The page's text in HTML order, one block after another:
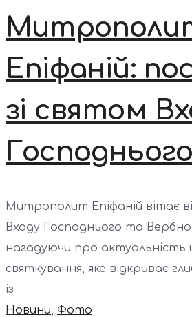
Епіфаній:
зі святом
Господнього
Митрополит Епіфаній вітає
Входу Господнього та
нагадуючи про актуальність
святкування, яке відкриває
із
Новини Фото